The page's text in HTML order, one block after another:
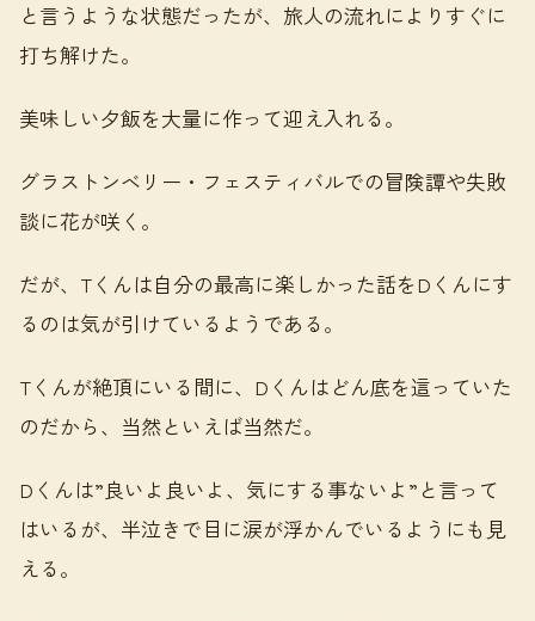
と言うような状態だったが、旅人の流れによりすぐに
打ち解けた。
美味しい夕飯を大量に作って迎え入れる。
グラストンベリー・フェスティバルでの冒険譚や失敗
談に花が咲く。
だが、Tくんは自分の最高に楽しかった話をDくんにす
るのは気が引けているようである。
Tくんが絶頂にいる間に、Dくんはどん底を這っていた
のだから、当然といえば当然だ。
Dくんは”良いよ良いよ、気にする事ないよ”と言って
はいるが、半泣きで目に涙が浮かんでいるようにも見
える。